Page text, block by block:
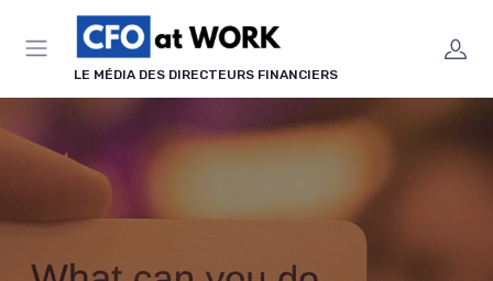
LE MÉDIA DES DIRECTEURS FINANCIERS
Panneau de gestion des cookies